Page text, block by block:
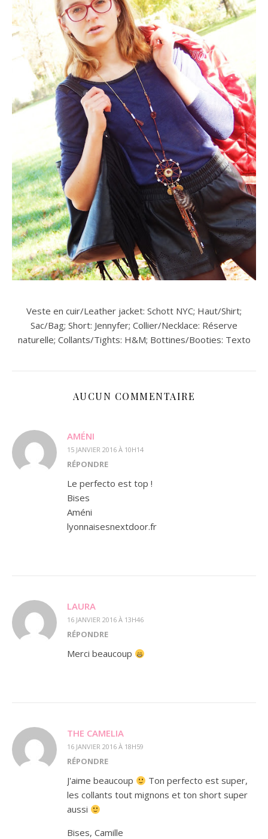
Veste en cuir/Leather jacket: Schott NYC; Haut/Shirt;
Sac/Bag; Short: Jennyfer; Collier/Necklace: Réserve
naturelle; Collants/Tights: H&M; Bottines/Booties: Texto
AUCUN COMMENTAIRE
AMÉNI
15 JANVIER 2016 À 10H14
RÉPONDRE
Le perfecto est top !
Bises
Améni
lyonnaisesnextdoor.fr
LAURA
16 JANVIER 2016 À 13H46
RÉPONDRE
Merci beaucoup
THE CAMELIA
16 JANVIER 2016 À 18H59
RÉPONDRE
J'aime beaucoup
Ton perfecto est super,
les collants tout mignons et ton short super
aussi
Bises, Camille